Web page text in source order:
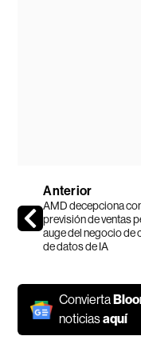
Anterior
AMD decepciona
previsión de ventas
auge del negocio de
de datos de IA
Convierta
noticiasaquí